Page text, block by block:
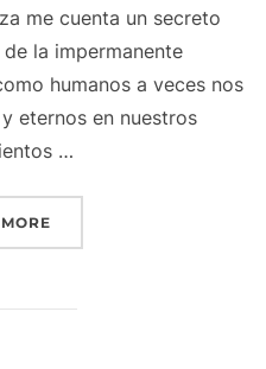
me cuenta un secreto
la impermanente
humanos a veces nos
eternos en nuestros
…